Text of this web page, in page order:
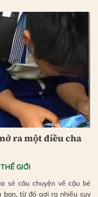
ra một điều cha
THẾ GIỚI
sẻ câu chuyện về cậu bé
bạn, từ đó gợi ra nhiều suy